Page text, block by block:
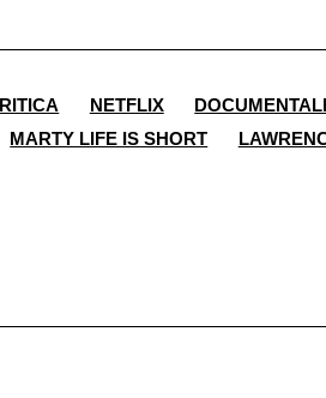
NETFLIX
MARTY LIFE IS SHORT